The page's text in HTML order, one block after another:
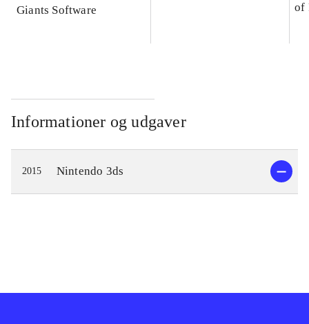
Giants Software
of
Informationer og udgaver
2015 Nintendo 3ds